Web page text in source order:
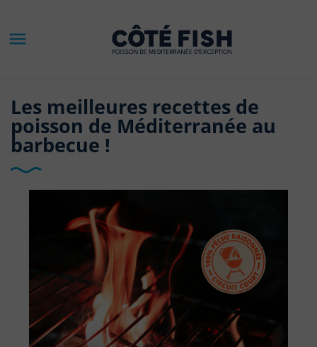

Les meilleures recettes de
poisson de Méditerranée au
barbecue !